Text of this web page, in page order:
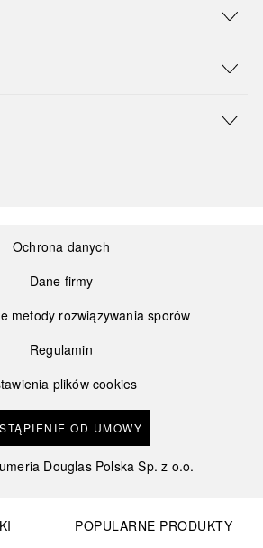
Ochrona danych
Dane firmy
metody rozwiązywania sporów
Regulamin
plików cookies
OD UMOWY
Douglas Polska Sp. z o.o.
POPULARNE PRODUKTY